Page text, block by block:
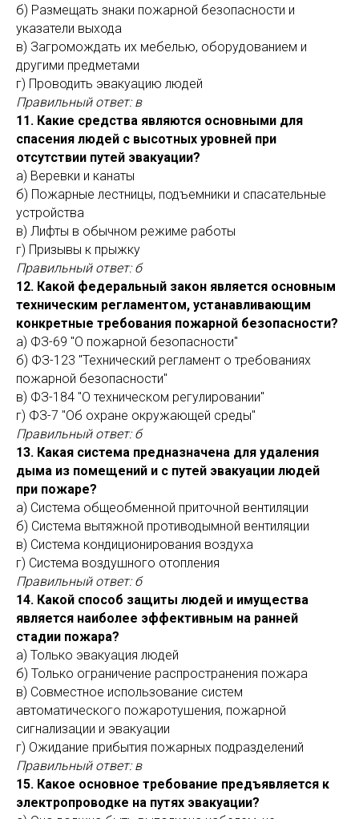
б) Размещать знаки пожарной безопасности и
указатели выхода
в) Загромождать их мебелью, оборудованием и
другими предметами
г) Проводить эвакуацию людей
Правильный ответ: в
11. Какие средства являются основными для
спасения людей с высотных уровней при
отсутствии путей эвакуации?
а) Веревки и канаты
б) Пожарные лестницы, подъемники и спасательные
устройства
в) Лифты в обычном режиме работы
г) Призывы к прыжку
Правильный ответ: б
12. Какой федеральный закон является основным
техническим регламентом, устанавливающим
конкретные требования пожарной безопасности?
а) ФЗ-69 "О пожарной безопасности"
б) ФЗ-123 "Технический регламент о требованиях
пожарной безопасности"
в) ФЗ-184 "О техническом регулировании"
г) ФЗ-7 "Об охране окружающей среды"
Правильный ответ: б
13. Какая система предназначена для удаления
дыма из помещений и с путей эвакуации людей
при пожаре?
а) Система общеобменной приточной вентиляции
б) Система вытяжной противодымной вентиляции
в) Система кондиционирования воздуха
г) Система воздушного отопления
Правильный ответ: б
14. Какой способ защиты людей и имущества
является наиболее эффективным на ранней
стадии пожара?
а) Только эвакуация людей
б) Только ограничение распространения пожара
в) Совместное использование систем
автоматического пожаротушения, пожарной
сигнализации и эвакуации
г) Ожидание прибытия пожарных подразделений
Правильный ответ: в
15. Какое основное требование предъявляется к
электропроводке на путях эвакуации?